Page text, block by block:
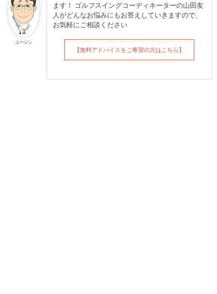
ユージン
ます！ ゴルフスイングコーディネーターの山田友
人がどんなお悩みにもお答えしていきますので、
お気軽にご相談ください
【無料アドバイスをご希望の方はこちら】